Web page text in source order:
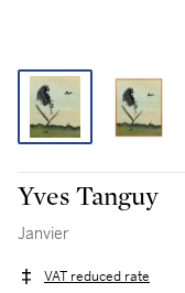
Yves Tanguy
Janvier
VAT reduced rate